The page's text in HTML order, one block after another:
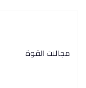
مجالات القوة